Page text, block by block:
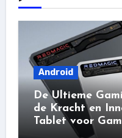
Android
De Ultieme
de Kracht en
Tablet voor